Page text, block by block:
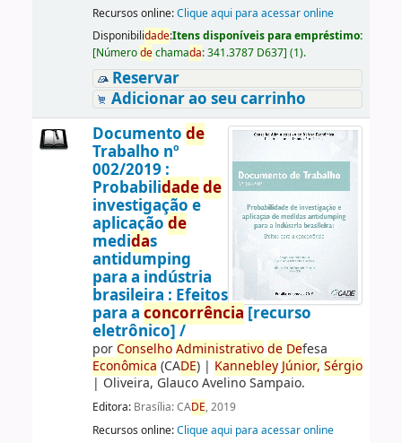
Recursos online:Clique aqui para acessar online
Disponibilidade:Itens disponíveis para empréstimo:
[Númerodechamada:341.3787 D637] (1).
Reservar
Adicionar ao seu carrinho
Documento de
Trabalho nº
002/2019 :
Probabilidadede
investigação e
aplicação de
medidas
antidumping
para a indústria
brasileira : Efeitos
para a concorrência [recurso
eletrônico] /
porConselho Administrativo de Defesa
Econômica (CADE)| Kannebley Júnior, Sérgio
| Oliveira, Glauco Avelino Sampaio.
Editora: Brasília: CADE, 2019
Recursos online:Clique aqui para acessar online